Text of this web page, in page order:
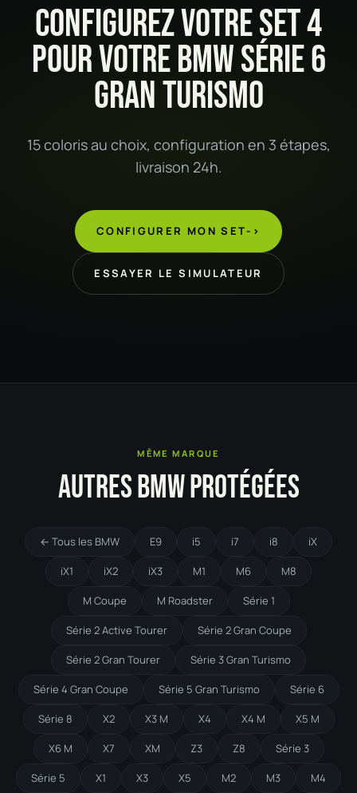
CONFIGUREZ VOTRE SET 4
POUR VOTRE BMW SÉRIE 6
GRAN TURISMO
15 coloris au choix, configuration en 3 étapes,
livraison 24h.
CONFIGURER MON SET->
ESSAYER LE SIMULATEUR
MÊME MARQUE
AUTRES BMW PROTÉGÉES
← Tous les BMW E9 i5 i7 i8 iX
iX1 iX2 iX3 M1 M6 M8
M Coupe M Roadster Série 1
Série 2 Active Tourer Série 2 Gran Coupe
Série 2 Gran Tourer Série 3 Gran Turismo
Série 4 Gran Coupe Série 5 Gran Turismo Série 6
Série 8 X2 X3 M X4 X4 M X5 M
X6 M X7 XM Z3 Z8 Série 3
Série 5 X1 X3 X5 M2 M3 M4